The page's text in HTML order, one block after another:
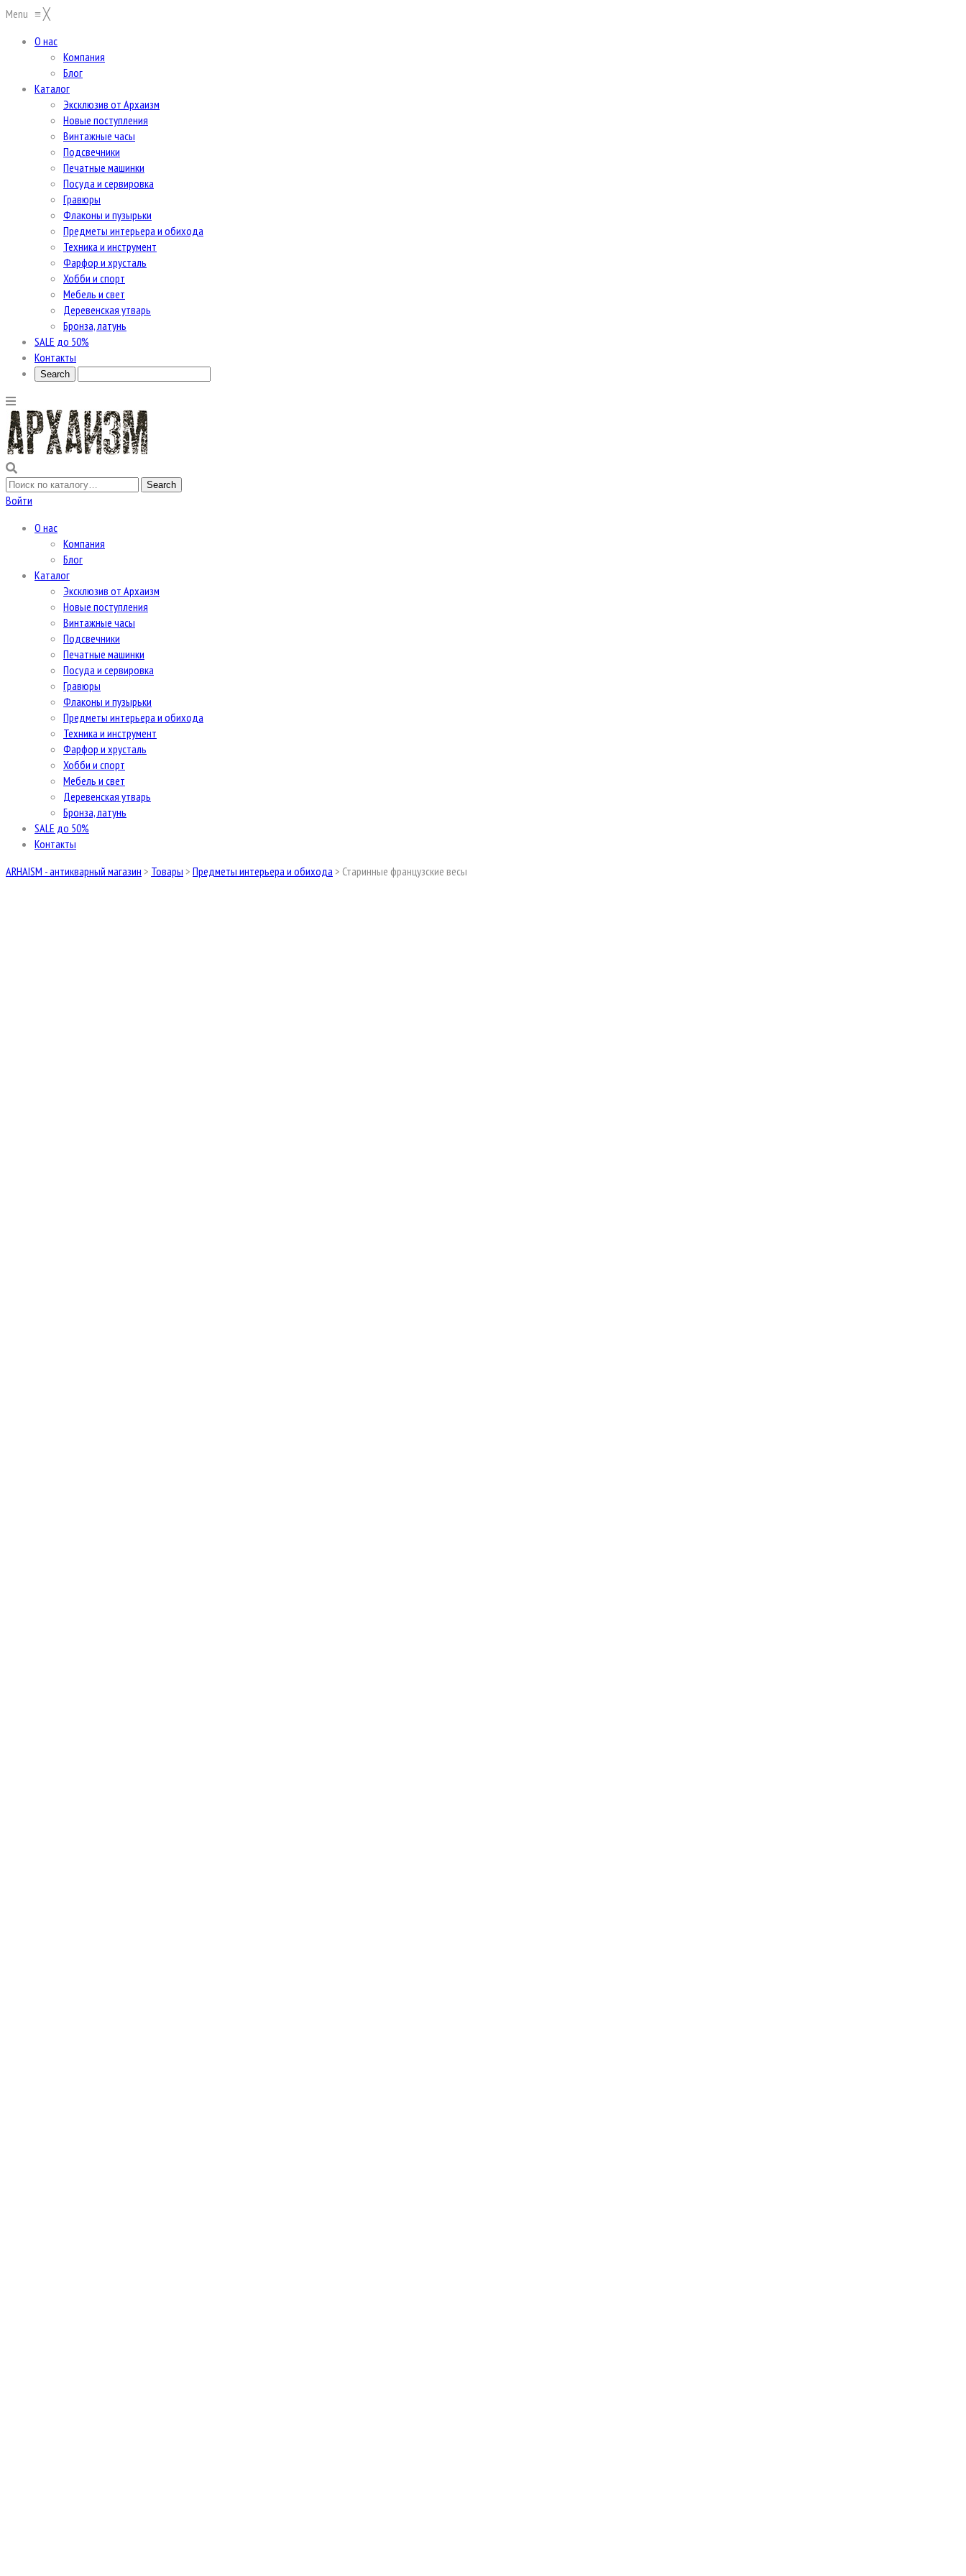
Menu ≡╳
О нас
Компания
Блог
Каталог
Эксклюзив от Архаизм
Новые поступления
Винтажные часы
Подсвечники
Печатные машинки
Посуда и сервировка
Гравюры
Флаконы и пузырьки
Предметы интерьера и обихода
Техника и инструмент
Фарфор и хрусталь
Хобби и спорт
Мебель и свет
Деревенская утварь
Бронза, латунь
SALE до 50%
Контакты
Войти
О нас
Компания
Блог
Каталог
Эксклюзив от Архаизм
Новые поступления
Винтажные часы
Подсвечники
Печатные машинки
Посуда и сервировка
Гравюры
Флаконы и пузырьки
Предметы интерьера и обихода
Техника и инструмент
Фарфор и хрусталь
Хобби и спорт
Мебель и свет
Деревенская утварь
Бронза, латунь
SALE до 50%
Контакты
ARHAISM - антикварный магазин > Товары > Предметы интерьера и обихода > Старинные французские весы